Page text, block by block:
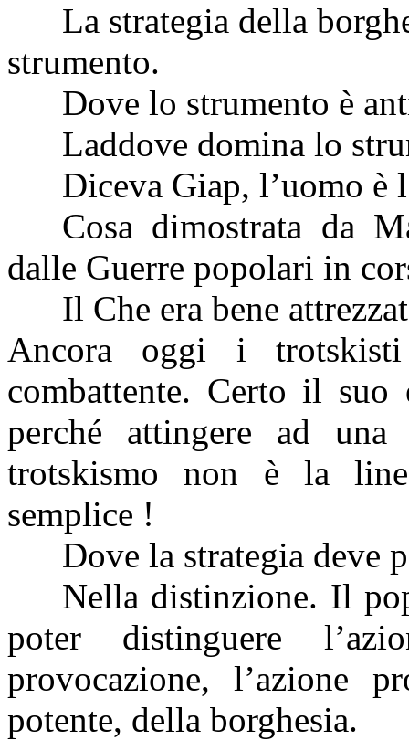
La strategia della
strumento.
Dove lo strumento è
Laddove domina lo
Diceva Giap, l’uomo è
Cosa dimostrata da
dalle Guerre popolari in
Il Che era bene
Ancora oggi i
combattente. Certo il suo
perché attingere ad
trotskismo non è la
semplice !
Dove la strategia deve
Nella distinzione. Il
poter distinguere
provocazione, l’azione
potente, della borghesia.